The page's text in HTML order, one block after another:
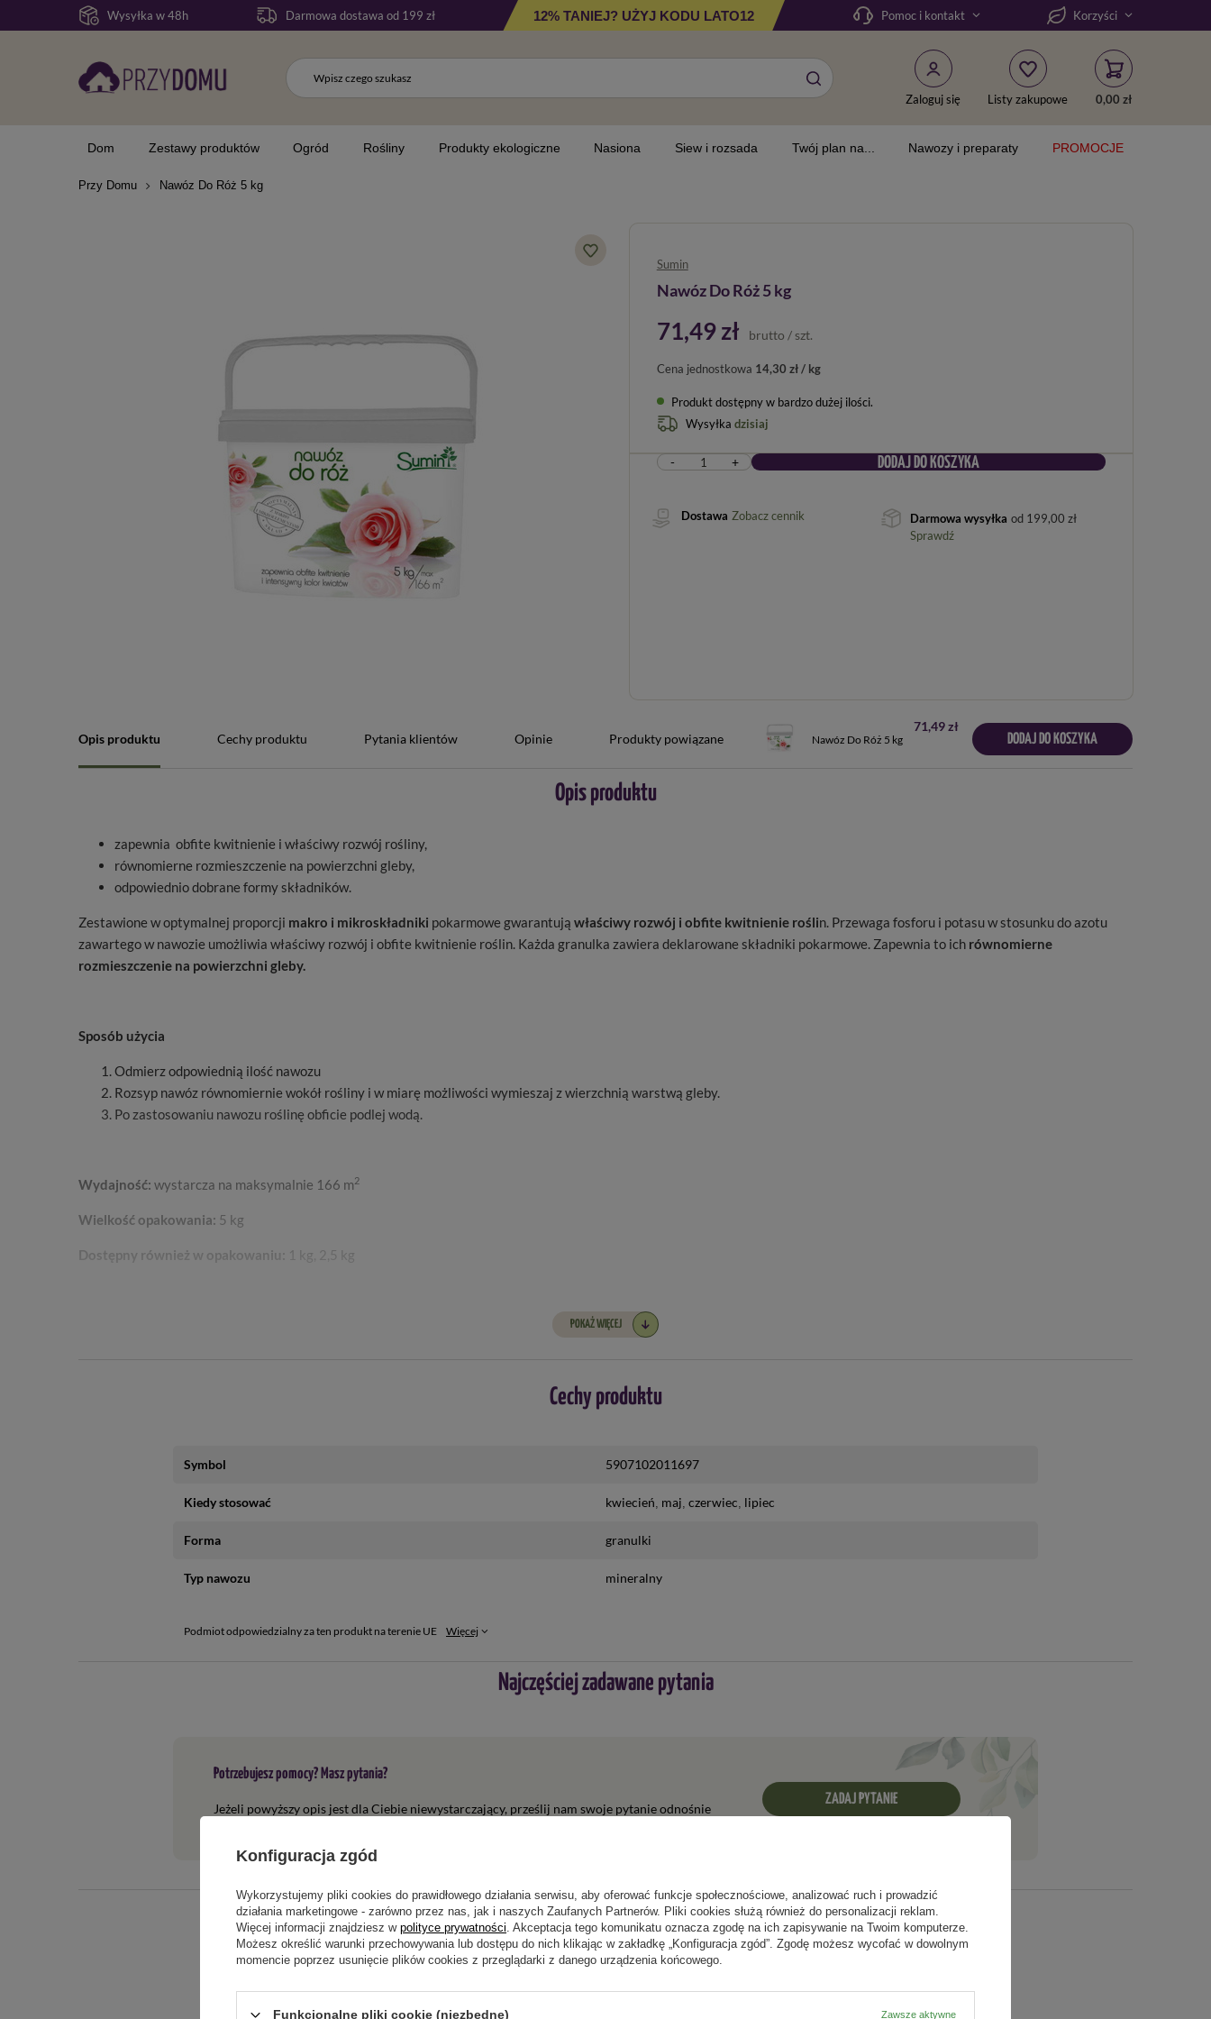
Wysyłka w 48h Darmowa dostawa od 199 zł 12% TANIEJ? UŻYJ KODU LATO12 Pomoc i kontakt Korzyści
Zaloguj się Listy zakupowe 0,00 zł
Dom Zestawy produktów Ogród Rośliny Produkty ekologiczne Nasiona Siew i rozsada Twój plan na... Nawozy i preparaty PROMOCJE
Przy Domu Nawóz Do Róż 5 kg
Sumin
Nawóz Do Róż 5 kg
71,49 zł brutto / szt.
Cena jednostkowa 14,30 zł / kg
Produkt dostępny w bardzo dużej ilości
Wysyłka dzisiaj
- + DODAJ DO KOSZYKA
Dostawa Zobacz cennik Darmowa wysyłka od 199,00 zł
Sprawdź
Opis produktu Cechy produktu Pytania klientów Opinie Produkty powiązane Nawóz Do Róż 5 kg
71,49 zł
DODAJ DO KOSZYKA
Opis produktu
zapewnia obfite kwitnienie i właściwy rozwój rośliny,
równomierne rozmieszczenie na powierzchni gleby,
odpowiednio dobrane formy składników.
Zestawione w optymalnej proporcji makro i mikroskładniki pokarmowe gwarantują właściwy rozwój i obfite kwitnienie roślin. Przewaga fosforu i potasu w stosunku do azotu
zawartego w nawozie umożliwia właściwy rozwój i obfite kwitnienie roślin. Każda granulka zawiera deklarowane składniki pokarmowe. Zapewnia to ich równomierne
rozmieszczenie na powierzchni gleby.
Sposób użycia
Odmierz odpowiednią ilość nawozu
Rozsyp nawóz równomiernie wokół rośliny i w miarę możliwości wymieszaj z wierzchnią warstwą gleby.
Po zastosowaniu nawozu roślinę obficie podlej wodą.
Wydajność: wystarcza na maksymalnie 166 m2
Wielkość opakowania: 5 kg
Dostępny również w opakowaniu: 1 kg, 2,5 kg
mangan (Mn),
[product id="708,148,306,661"]
POKAŻ WIĘCEJ
Cechy produktu
Symbol 5907102011697
Kiedy stosować kwiecień maj czerwiec lipiec
Forma granulki
Typ nawozu mineralny
Podmiot odpowiedzialny za ten produkt na terenie UE Więcej
Najczęściej zadawane pytania
Potrzebujesz pomocy? Masz pytania?
Jeżeli powyższy opis jest dla Ciebie niewystarczający, prześlij nam swoje pytanie odnośnie
ZADAJ PYTANIE
Napisz swoją opinię
Konfiguracja zgód
Wykorzystujemy pliki cookies do prawidłowego działania serwisu, aby oferować funkcje społecznościowe, analizować ruch i prowadzić
działania marketingowe - zarówno przez nas, jak i naszych Zaufanych Partnerów. Pliki cookies służą również do personalizacji reklam.
Więcej informacji znajdziesz w polityce prywatności. Akceptacja tego komunikatu oznacza zgodę na ich zapisywanie na Twoim komputerze.
Możesz określić warunki przechowywania lub dostępu do nich klikając w zakładkę „Konfiguracja zgód”. Zgodę możesz wycofać w dowolnym
momencie poprzez usunięcie plików cookies z przeglądarki z danego urządzenia końcowego.
Funkcjonalne pliki cookie (niezbędne) Zawsze aktywne